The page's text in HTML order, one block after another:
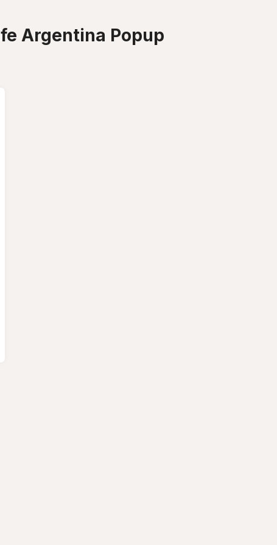
Argentina Popup